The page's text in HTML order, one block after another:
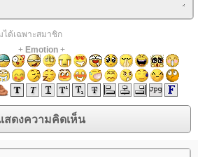
ได้เฉพาะสมาชิก
+ Emotion+